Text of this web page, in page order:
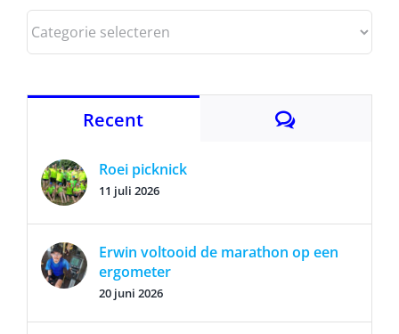
Categorieën
Recent Reacties
Roei picknick
11 juli 2026
Erwin voltooid de marathon op een
ergometer
20 juni 2026